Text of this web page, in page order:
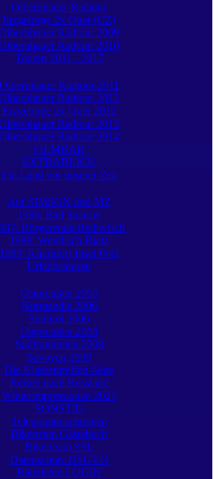
Olbernhauer Radtour
Erzgebirge 2x Quer (CZ)
Radtour 2009
Radtour 2010
Touren 2011 - 2017
Olbernhauer Radtour 2011
Radtour 2012
Erzgebirge 2x Quer 2012
Radtour 2013
Radtour 2014
FILMBAR
EXTRABLICK
Ein Land vor unserer Zeit
Auf SIMSON und MZ
1986: Bad Saarow
Börgerende-Rethwisch
1988: Wendisch-Rietz
1989: Kirchdorf Insel Poel
Urlaubstouren
Ostpreußen 2005
Normandie 2006
Südtirol 2006
Ostpreußen 2008
Südfrankreich 2008
Savoyen 2009
Die Klassentreffen-Seite
Reisen nach Russland
Winterimpressionen 2021
SONSTIG
Telegramm schreiben
Bikerteam Gästebuch
Bikerteam SSL
Datenschutz DSGVO
Bikerteam LOGIN